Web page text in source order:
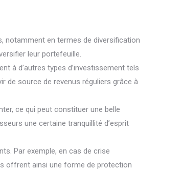
notamment en termes de diversification
leur portefeuille.
à d’autres types d’investissement tels
de source de revenus réguliers grâce à
ce qui peut constituer une belle
une certaine tranquillité d’esprit
Par exemple, en cas de crise
offrent ainsi une forme de protection